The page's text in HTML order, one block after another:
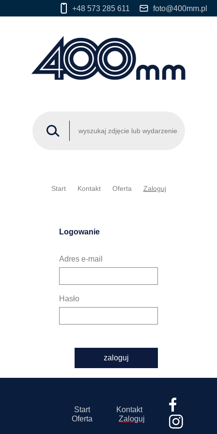
+48 573 285 611 foto@400mm.pl
Start Kontakt Oferta Zaloguj
Logowanie
Adres e-mail
Hasło
zaloguj
Start
Kontakt
Oferta
Zaloguj